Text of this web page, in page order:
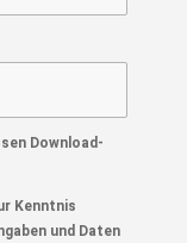
Download-
Kenntnis
und Daten